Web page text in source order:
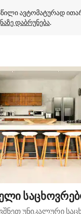
დაბრუნება.
უნიკალური